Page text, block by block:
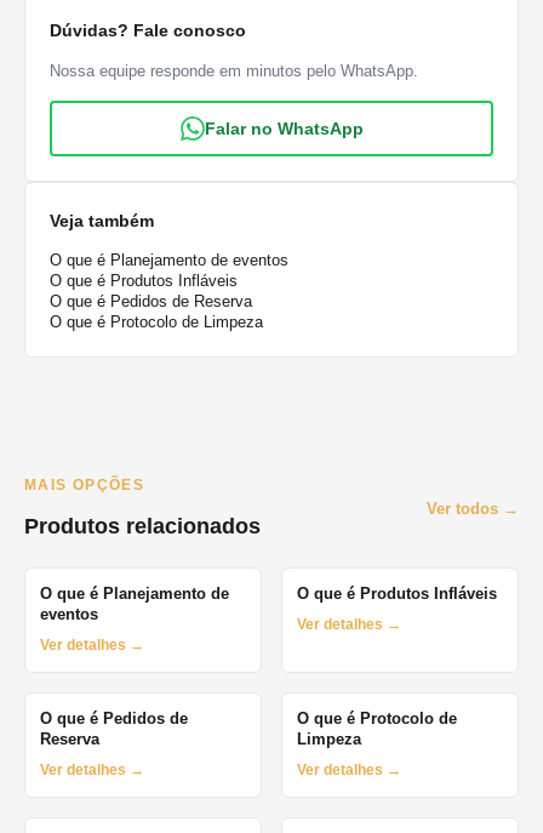
Dúvidas? Fale conosco
Nossa equipe responde em minutos pelo WhatsApp.
Falar no WhatsApp
Veja também
O que é Planejamento de eventos
O que é Produtos Infláveis
O que é Pedidos de Reserva
O que é Protocolo de Limpeza
MAIS OPÇÕES
Produtos relacionados
Ver todos →
O que é Planejamento de
eventos
Ver detalhes →
O que é Produtos Infláveis
Ver detalhes →
O que é Pedidos de
Reserva
Ver detalhes →
O que é Protocolo de
Limpeza
Ver detalhes →